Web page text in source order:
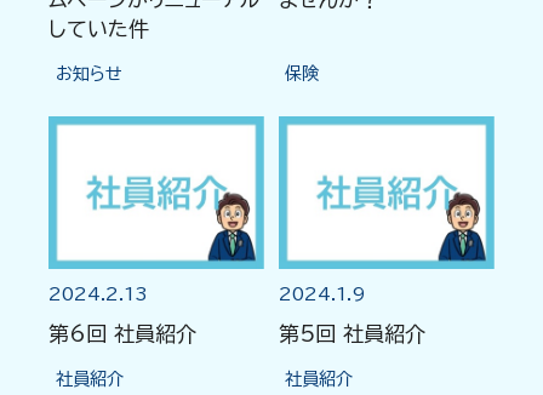
していた件
お知らせ 保険
2024.2.13
第6回 社員紹介
社員紹介
2024.1.9
第5回 社員紹介
社員紹介